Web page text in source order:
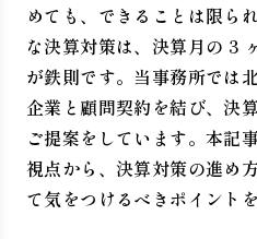
めても、できることは限ら
な決算対策は、決算月の 3
が鉄則です。当事務所では
企業と顧問契約を結び、決
ご提案をしています。本記
視点から、決算対策の進め
て気をつけるべきポイント